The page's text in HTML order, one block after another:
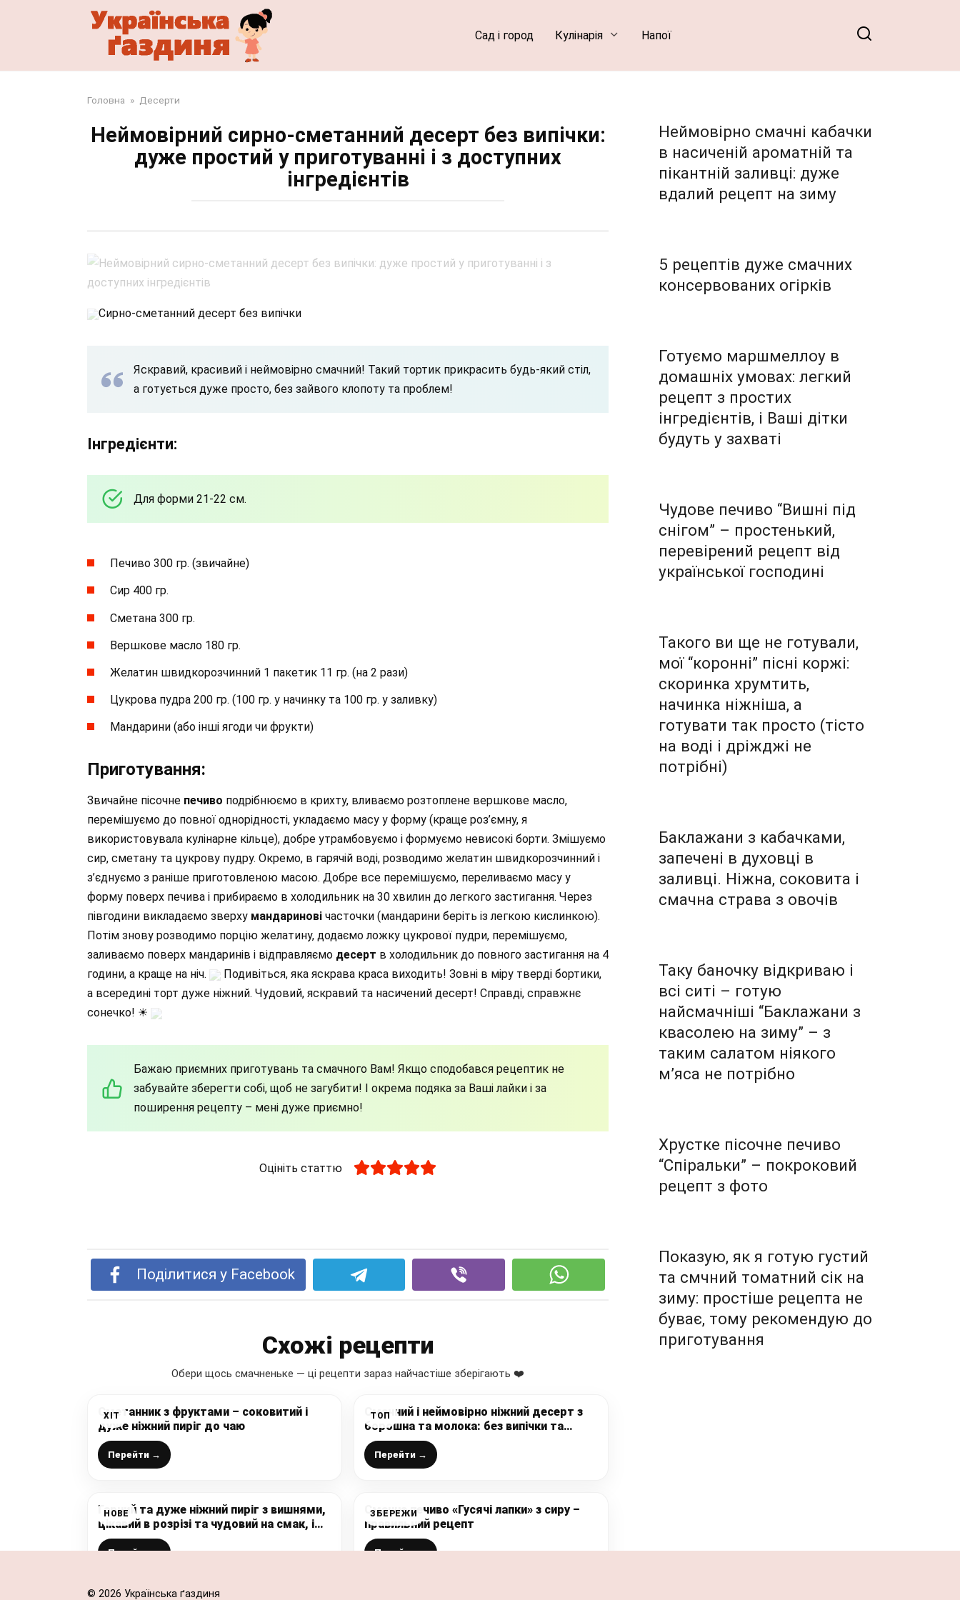
Сад і город Кулінарія Напої
Головна » Десерти
Неймовірний сирно-сметанний десерт без випічки:
дуже простий у приготуванні і з доступних
інгредієнтів
Сирно-сметанний десерт без випічки
Яскравий, красивий і неймовірно смачний! Такий тортик прикрасить будь-який стіл,
а готується дуже просто, без зайвого клопоту та проблем!
Інгредієнти:
Для форми 21-22 см.
Печиво 300 гр. (звичайне)
Сир 400 гр.
Сметана 300 гр.
Вершкове масло 180 гр.
Желатин швидкорозчинний 1 пакетик 11 гр. (на 2 рази)
Цукрова пудра 200 гр. (100 гр. у начинку та 100 гр. у заливку)
Мандарини (або інші ягоди чи фрукти)
Приготування:
Звичайне пісочне печиво подрібнюємо в крихту, вливаємо розтоплене вершкове масло,
перемішуємо до повної однорідності, укладаємо масу у форму (краще роз’ємну, я
використовувала кулінарне кільце), добре утрамбовуємо і формуємо невисокі борти. Змішуємо
сир, сметану та цукрову пудру. Окремо, в гарячій воді, розводимо желатин швидкорозчинний і
з’єднуємо з раніше приготовленою масою. Добре все перемішуємо, переливаємо масу у
форму поверх печива і прибираємо в холодильник на 30 хвилин до легкого застигання. Через
півгодини викладаємо зверху мандаринові часточки (мандарини беріть із легкою кислинкою).
Потім знову розводимо порцію желатину, додаємо ложку цукрової пудри, перемішуємо,
заливаємо поверх мандаринів і відправляємо десерт в холодильник до повного застигання на 4
години, а краще на ніч.
Подивіться, яка яскрава краса виходить! Зовні в міру тверді бортики,
а всередині торт дуже ніжний. Чудовий, яскравий та насичений десерт! Справді, справжнє
сонечко! ☀
Бажаю приємних приготувань та смачного Вам! Якщо сподобався рецептик не
забувайте зберегти собі, щоб не загубити! І окрема подяка за Ваші лайки і за
поширення рецепту – мені дуже приємно!
Оцініть статтю
Поділитися у Facebook
Схожі рецепти
Обери щось смачненьке — ці рецепти зараз найчастіше зберігають ❤️
ХІТ
Сметанник з фруктами – соковитий і
дуже ніжний пиріг до чаю
Перейти →
ТОП
Смачний і неймовірно ніжний десерт з
борошна та молока: без випічки та
желатину
Перейти →
НОВЕ
Гарний та дуже ніжний пиріг з вишнями,
цікавий в розрізі та чудовий на смак, і
завжди вдається
Перейти →
ЗБЕРЕЖИ
Смачне печиво «Гусячі лапки» з сиру –
правильний рецепт
Перейти →
Неймовірно смачні кабачки
в насиченій ароматній та
пікантній заливці: дуже
вдалий рецепт на зиму
5 рецептів дуже смачних
консервованих огірків
Готуємо маршмеллоу в
домашніх умовах: легкий
рецепт з простих
інгредієнтів, і Ваші дітки
будуть у захваті
Чудове печиво “Вишні під
снігом” – простенький,
перевірений рецепт від
української господині
Такого ви ще не готували,
мої “коронні” пісні коржі:
скоринка хрумтить,
начинка ніжніша, а
готувати так просто (тісто
на воді і дріжджі не
потрібні)
Баклажани з кабачками,
запечені в духовці в
заливці. Ніжна, соковита і
смачна страва з овочів
Таку баночку відкриваю і
всі ситі – готую
найсмачніші “Баклажани з
квасолею на зиму” – з
таким салатом ніякого
м’яса не потрібно
Хрустке пісочне печиво
“Спіральки” – покроковий
рецепт з фото
Показую, як я готую густий
та смчний томатний сік на
зиму: простіше рецепта не
буває, тому рекомендую до
приготування
© 2026 Українська ґаздиня